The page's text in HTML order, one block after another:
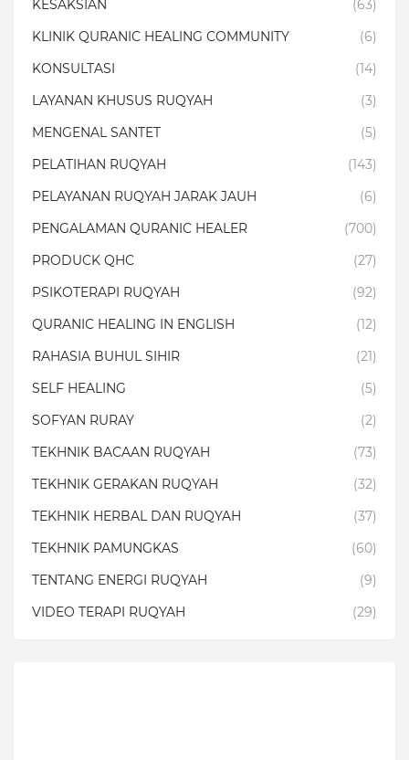
KESAKSIAN
(63)
KLINIK QURANIC HEALING COMMUNITY
(6)
KONSULTASI
(14)
LAYANAN KHUSUS RUQYAH
(3)
MENGENAL SANTET
(5)
PELATIHAN RUQYAH
(143)
PELAYANAN RUQYAH JARAK JAUH
(6)
PENGALAMAN QURANIC HEALER
(700)
PRODUCK QHC
(27)
PSIKOTERAPI RUQYAH
(92)
QURANIC HEALING IN ENGLISH
(12)
RAHASIA BUHUL SIHIR
(21)
SELF HEALING
(5)
SOFYAN RURAY
(2)
TEKHNIK BACAAN RUQYAH
(73)
TEKHNIK GERAKAN RUQYAH
(32)
TEKHNIK HERBAL DAN RUQYAH
(37)
TEKHNIK PAMUNGKAS
(60)
TENTANG ENERGI RUQYAH
(9)
VIDEO TERAPI RUQYAH
(29)